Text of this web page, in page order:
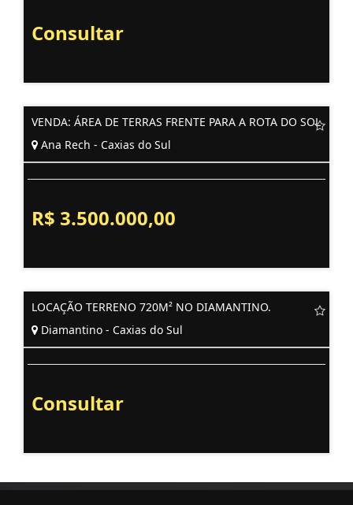
Consultar
VENDA: ÁREA DE TERRAS FRENTE PARA A ROTA DO SOL
Ana Rech - Caxias do Sul
R$ 3.500.000,00
LOCAÇÃO TERRENO 720M² NO DIAMANTINO.
Diamantino - Caxias do Sul
Consultar